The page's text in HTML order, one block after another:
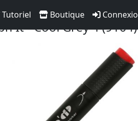
Tutoriel Boutique
It - Cool Grey 4 (9104)